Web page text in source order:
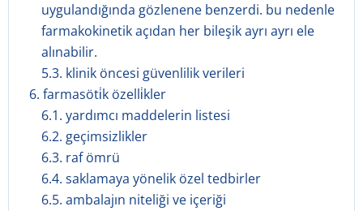
uygulandığında gözlenene benzerdi. bu nedenle
farmakokinetik açıdan her bileşik ayrı ayrı ele
alınabilir.
5.3. klinik öncesi güvenlilik verileri
6. farmasöti̇k özelli̇kler
6.1. yardımcı maddelerin listesi
6.2. geçimsizlikler
6.3. raf ömrü
6.4. saklamaya yönelik özel tedbirler
6.5. ambalajın niteliği ve içeriği